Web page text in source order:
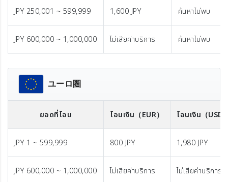
JPY 250,001 ~ 599,999 1,600 JPY ค้นหาไม่พบ
JPY 600,000 ~ 1,000,000 ไม่เสียค่าบริการ ค้นหาไม่พบ
ユーロ圏
ยอดที่โอน โอนเงิน （EUR） โอนเงิน （
JPY 1 ~ 599,999 800 JPY 1,980 JPY
JPY 600,000 ~ 1,000,000 ไม่เสียค่าบริการ ไม่เสียค่าบริการ